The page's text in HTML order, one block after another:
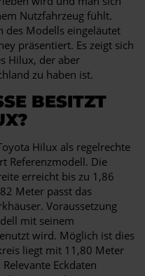
Nutzfahrzeug fühlt.
des Modells eingeläutet
präsentiert. Es zeigt sich
Hilux, der aber
zu haben ist.
BESITZT D
Hilux als regelrechte
Referenzmodell. Die
erreicht bis zu 1,86
Meter passt das
Voraussetzung
mit seinem
wird. Möglich ist dies
liegt mit 11,80 Meter
Eckdaten